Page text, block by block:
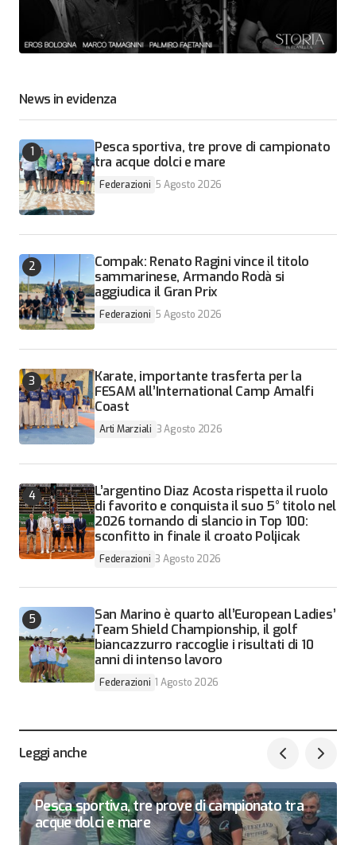
News in evidenza
Pesca sportiva, tre prove di campionato
tra acque dolci e mare
Federazioni 5 Agosto 2026
Compak: Renato Ragini vince il titolo
sammarinese, Armando Rodà si
aggiudica il Gran Prix
Federazioni 5 Agosto 2026
Karate, importante trasferta per la
FESAM all’International Camp Amalfi
Coast
Arti Marziali 3 Agosto 2026
L’argentino Diaz Acosta rispetta il ruolo
di favorito e conquista il suo 5° titolo nel
2026 tornando di slancio in Top 100:
sconfitto in finale il croato Poljicak
Federazioni 3 Agosto 2026
San Marino è quarto all’European Ladies’
Team Shield Championship, il golf
biancazzurro raccoglie i risultati di 10
anni di intenso lavoro
Federazioni 1 Agosto 2026
Leggi anche
Pesca sportiva, tre prove di campionato tra
acque dolci e mare